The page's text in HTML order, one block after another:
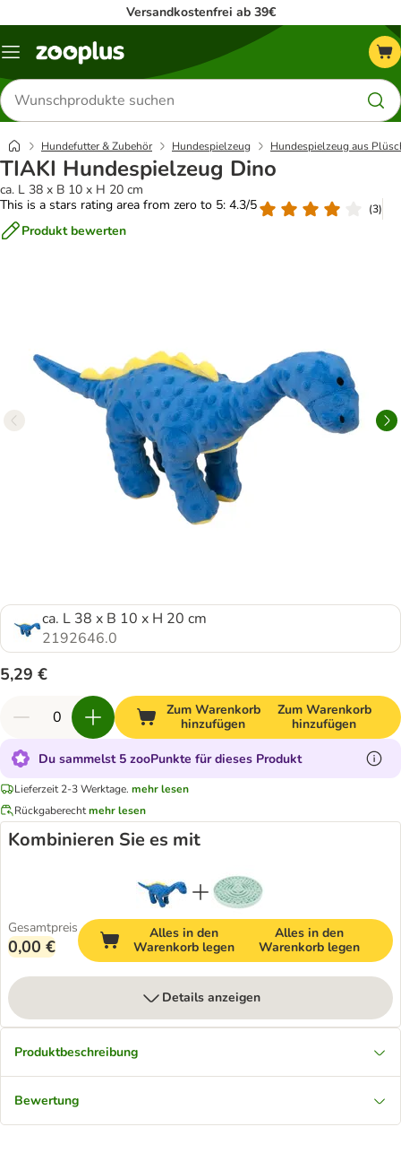
Versandkostenfrei ab 39€
Menü
Produkte
suchen
Hundefutter & Zubehör Hundespielzeug Hundespielzeug aus
TIAKI Hundespielzeug Dino
ca. L 38 x B 10 x H 20 cm
This is a stars rating area from zero to 5: 4.3/5
(3)
Produkt bewerten
ca. L 38 x B 10 x H 20 cm
2192646.0
5,29 €
Zum Warenkorb
hinzufügen
Zum Warenkorb
hinzufügen
Du sammelst 5 zooPunkte für dieses Produkt
Lieferzeit 2-3 Werktage. mehr lesen
Rückgaberechtmehr lesen
Kombinieren Sie es mit
Gesamtpreis
0,00 €
Alles in den
Warenkorb legen
Alles in den
Warenkorb legen
Details anzeigen
Produktbeschreibung
Bewertung